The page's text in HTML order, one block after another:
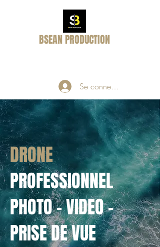
BSEAN PRODUCTION
Se connecter
DRONE
PROFESSIONNEL
PHOTO - VIDEO -
PRISE DE VUE